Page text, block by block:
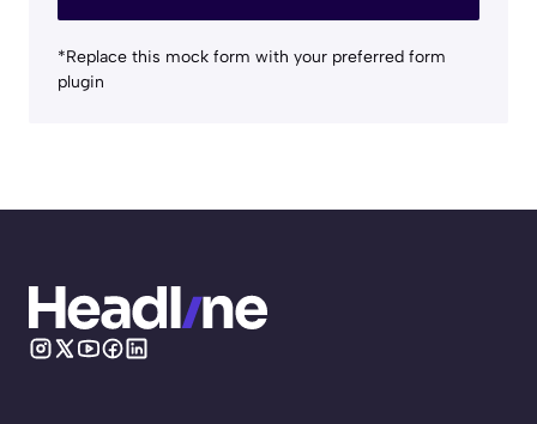
*Replace this mock form with your preferred form
plugin